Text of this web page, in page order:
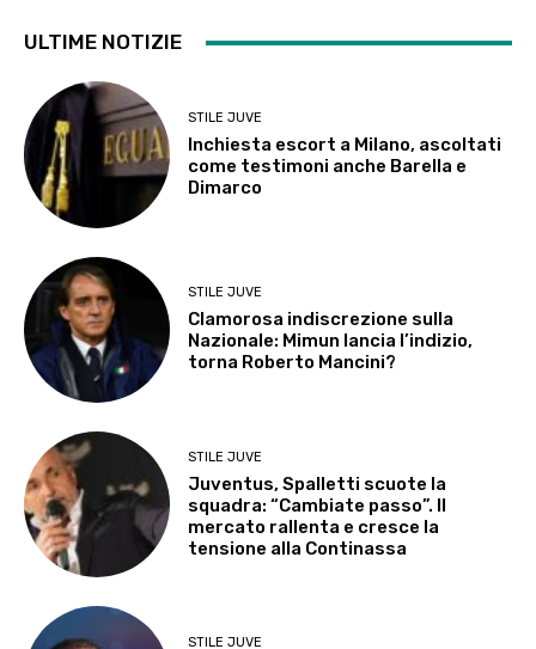
ULTIME NOTIZIE
STILE JUVE
Inchiesta escort a Milano, ascoltati
come testimoni anche Barella e
Dimarco
STILE JUVE
Clamorosa indiscrezione sulla
Nazionale: Mimun lancia l’indizio,
torna Roberto Mancini?
STILE JUVE
Juventus, Spalletti scuote la
squadra: “Cambiate passo”. Il
mercato rallenta e cresce la
tensione alla Continassa
STILE JUVE